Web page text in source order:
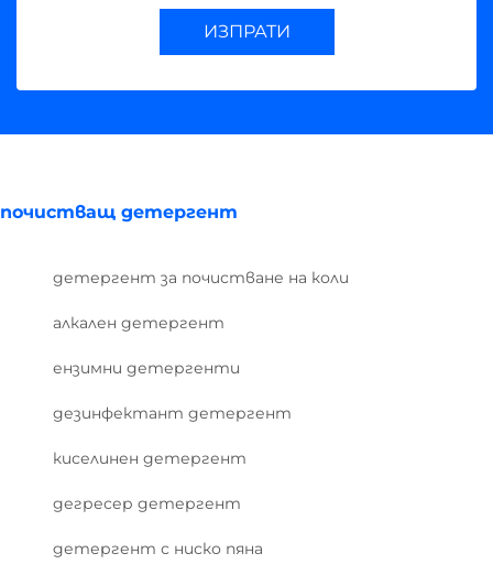
ИЗПРАТИ
почистващ детергент
детергент за почистване на коли
алкален детергент
ензимни детергенти
дезинфектант детергент
киселинен детергент
дегресер детергент
детергент с ниско пяна